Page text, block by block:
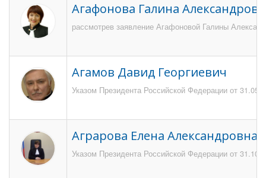
Агафонова Галина
рассмотрев заявление Агафоновой Галины
Агамов Давид Георгиевич
Указом Президента Российской Федерации от
Аграрова Елена Александровна
Указом Президента Российской Федерации от